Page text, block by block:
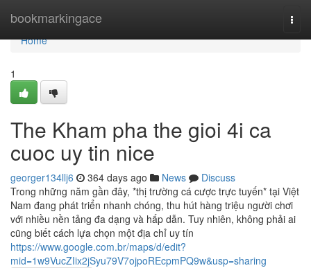
bookmarkingace
Home
Home
1
The Kham pha the gioi 4i ca
cuoc uy tin nice
georger134llj6 364 days ago News
Discuss
Trong những năm gần đây, *thị trường cá cược trực tuyến* tại Việt
Nam đang phát triển nhanh chóng, thu hút hàng triệu người chơi
với nhiều nền tảng đa dạng và hấp dẫn. Tuy nhiên, không phải ai
cũng biết cách lựa chọn một địa chỉ uy tín
https://www.google.com.br/maps/d/edit?
mid=1w9VucZIix2jSyu79V7ojpoREcpmPQ9w&usp=sharing